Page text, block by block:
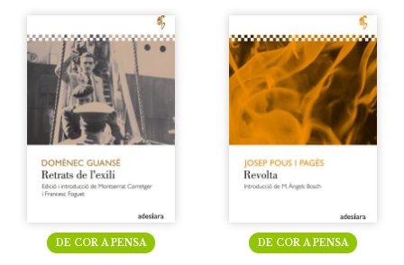
DE COR A PENSA DE COR A PENSA